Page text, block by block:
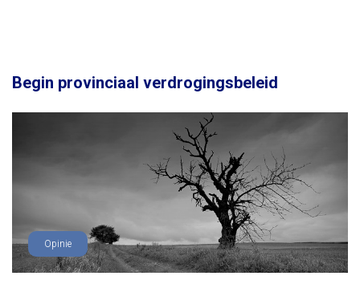
Begin provinciaal verdrogingsbeleid
Opinie